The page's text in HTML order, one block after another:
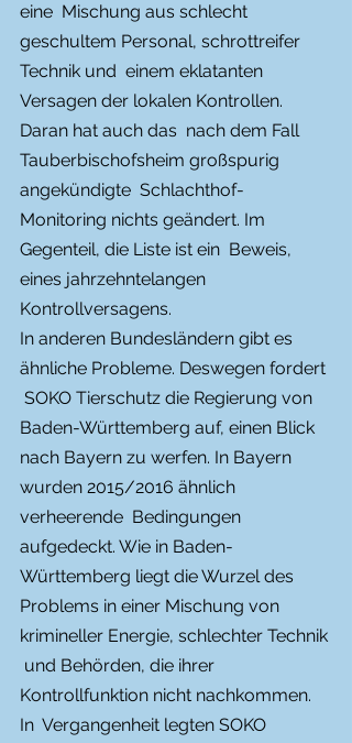
eine  Mischung aus schlecht
geschultem Personal, schrottreifer
Technik und  einem eklatanten
Versagen der lokalen Kontrollen.
Daran hat auch das  nach dem Fall
Tauberbischofsheim großspurig
angekündigte  Schlachthof-
Monitoring nichts geändert. Im
Gegenteil, die Liste ist ein  Beweis,
eines jahrzehntelangen
Kontrollversagens.
In anderen Bundesländern gibt es
ähnliche Probleme. Deswegen fordert
SOKO Tierschutz die Regierung von
Baden-Württemberg auf, einen Blick
nach Bayern zu werfen. In Bayern
wurden 2015/2016 ähnlich
verheerende  Bedingungen
aufgedeckt. Wie in Baden-
Württemberg liegt die Wurzel des
Problems in einer Mischung von
krimineller Energie, schlechter Technik
und Behörden, die ihrer
Kontrollfunktion nicht nachkommen.
In  Vergangenheit legten SOKO